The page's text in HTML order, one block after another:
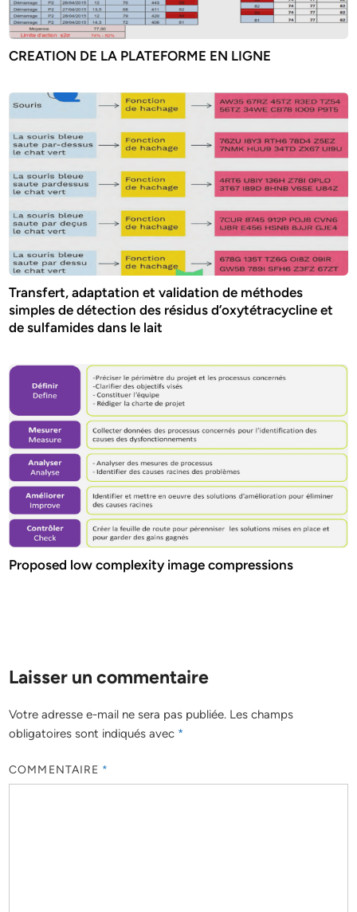
CREATION DE LA PLATEFORME EN LIGNE
Transfert, adaptation et validation de méthodes
simples de détection des résidus d’oxytétracycline et
de sulfamides dans le lait
Proposed low complexity image compressions
Laisser un commentaire
Votre adresse e-mail ne sera pas publiée. Les champs
obligatoires sont indiqués avec *
COMMENTAIRE *